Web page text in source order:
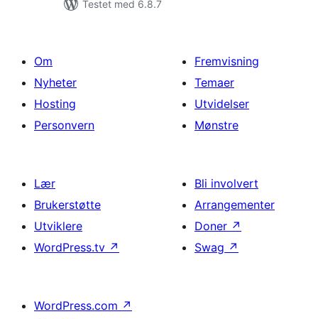
Testet med 6.8.7
Om
Nyheter
Hosting
Personvern
Fremvisning
Temaer
Utvidelser
Mønstre
Lær
Brukerstøtte
Utviklere
WordPress.tv ↗
Bli involvert
Arrangementer
Doner ↗
Swag ↗
WordPress.com ↗